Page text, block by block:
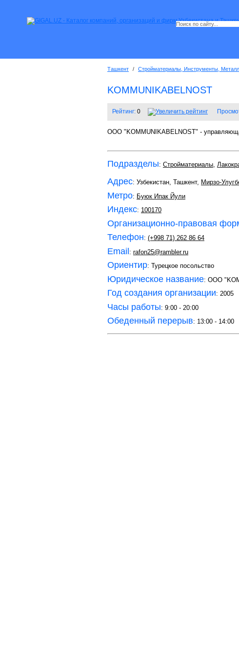
Ташкент / Стройматериалы, Инструменты,
KOMMUNIKABELNOST
Рейтинг: 0
ООО "KOMMUNIKABELNOST" -
Подразделы: Стройматериалы,
Адрес: Узбекистан, Ташкент, Мирзо-
Метро: Буюк Ипак Йули
Индекс: 100170
Организационно-правовая
Телефон: (+998 71) 262 86 64
Email: rafon25@rambler.ru
Ориентир: Турецкое посольство
Юридическое название: ООО
Год создания организации: 2005
Часы работы: 9:00 - 20:00
Обеденный перерыв: 13:00 - 14:00